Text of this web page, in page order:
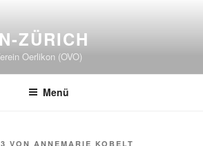
ZÜRICH
Oerlikon (OVO)
Menü
VON ANNEMARIE KOBELT